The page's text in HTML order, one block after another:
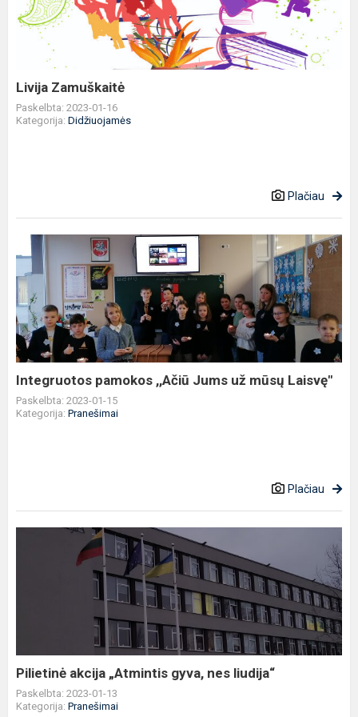
Livija Zamuškaitė
Paskelbta: 2023-01-16
Kategorija: Didžiuojamės
Plačiau
Integruotos
pamokos
,,Ačiū
Jums
už
mūsų
Laisvę"
Integruotos pamokos ,,Ačiū Jums už mūsų Laisvę"
Paskelbta: 2023-01-15
Kategorija: Pranešimai
Plačiau
Pilietinė akcija „Atmintis gyva, nes liudija“
Paskelbta: 2023-01-13
Kategorija: Pranešimai